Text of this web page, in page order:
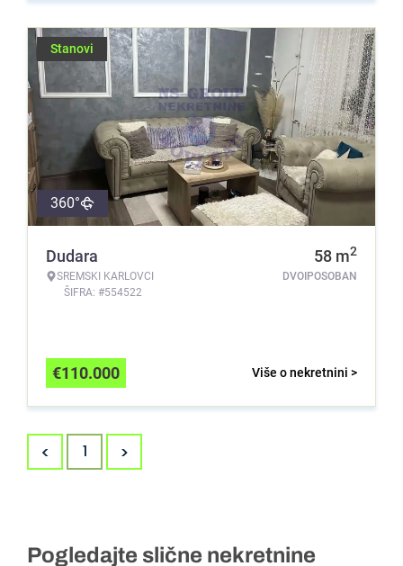
Stanovi
360°
Dudara
SREMSKI KARLOVCI
ŠIFRA: #554522
58 m2
DVOIPOSOBAN
Više o nekretnini >
€110.000
< 1 >
Pogledajte slične nekretnine